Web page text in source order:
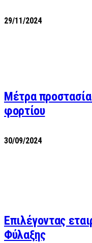
29/11/2024
Μέτρα
φορτίου
30/09/2024
Επιλέγοντας
Φύλαξης